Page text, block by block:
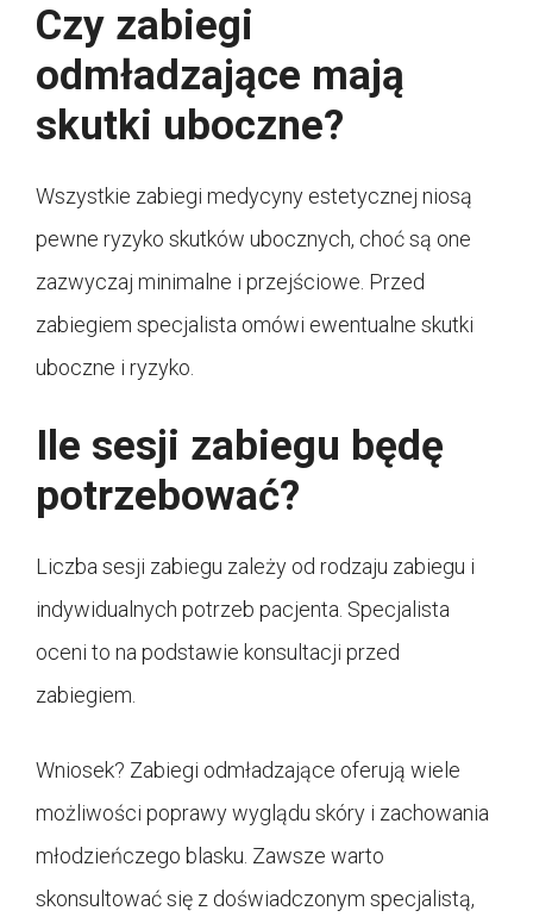
Czy zabiegi
odmładzające mają
skutki uboczne?
Wszystkie zabiegi medycyny estetycznej niosą
pewne ryzyko skutków ubocznych, choć są one
zazwyczaj minimalne i przejściowe. Przed
zabiegiem specjalista omówi ewentualne skutki
uboczne i ryzyko.
Ile sesji zabiegu będę
potrzebować?
Liczba sesji zabiegu zależy od rodzaju zabiegu i
indywidualnych potrzeb pacjenta. Specjalista
oceni to na podstawie konsultacji przed
zabiegiem.
Wniosek? Zabiegi odmładzające oferują wiele
możliwości poprawy wyglądu skóry i zachowania
młodzieńczego blasku. Zawsze warto
skonsultować się z doświadczonym specjalistą,